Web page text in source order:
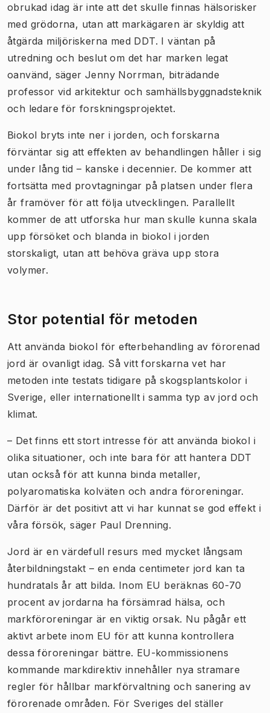
obrukad idag är inte att det skulle finnas hälsorisker
med grödorna, utan att markägaren är skyldig att
åtgärda miljöriskerna med DDT. I väntan på
utredning och beslut om det har marken legat
oanvänd, säger Jenny Norrman, biträdande
professor vid arkitektur och samhällsbyggnadsteknik
och ledare för forskningsprojektet.
Biokol bryts inte ner i jorden, och forskarna
förväntar sig att effekten av behandlingen håller i sig
under lång tid – kanske i decennier. De kommer att
fortsätta med provtagningar på platsen under flera
år framöver för att följa utvecklingen. Parallellt
kommer de att utforska hur man skulle kunna skala
upp försöket och blanda in biokol i jorden
storskaligt, utan att behöva gräva upp stora
volymer.
Stor potential för metoden
Att använda biokol för efterbehandling av förorenad
jord är ovanligt idag. Så vitt forskarna vet har
metoden inte testats tidigare på skogsplantskolor i
Sverige, eller internationellt i samma typ av jord och
klimat.
– Det finns ett stort intresse för att använda biokol i
olika situationer, och inte bara för att hantera DDT
utan också för att kunna binda metaller,
polyaromatiska kolväten och andra föroreningar.
Därför är det positivt att vi har kunnat se god effekt i
våra försök, säger Paul Drenning.
Jord är en värdefull resurs med mycket långsam
återbildningstakt – en enda centimeter jord kan ta
hundratals år att bilda. Inom EU beräknas 60-70
procent av jordarna ha försämrad hälsa, och
markföroreningar är en viktig orsak. Nu pågår ett
aktivt arbete inom EU för att kunna kontrollera
dessa föroreningar bättre. EU-kommissionens
kommande markdirektiv innehåller nya stramare
regler för hållbar markförvaltning och sanering av
förorenade områden. För Sveriges del ställer